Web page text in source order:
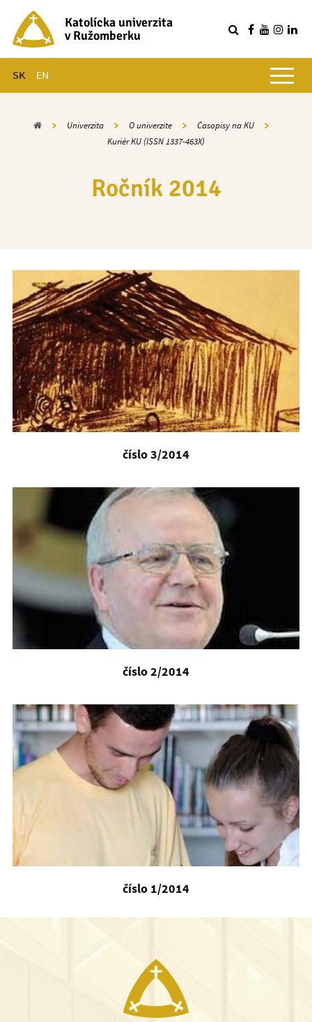
Katolícka univerzita
v Ružomberku
SK EN
Hlavné menu
Domov Univerzita O univerzite
Časopisy na KU
Kuriér KU (ISSN 1337-463X)
Ročník 2014
číslo 3/2014
číslo 2/2014
číslo 1/2014